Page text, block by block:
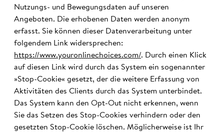
Nutzungs- und Bewegungsdaten auf unseren
Angeboten. Die erhobenen Daten werden anonym
erfasst. Sie können dieser Datenverarbeitung unter
folgendem Link widersprechen:
https://www.youronlinechoices.com/. Durch einen Klick
auf diesen Link wird durch das System ein sogenannter
»Stop-Cookie« gesetzt, der die weitere Erfassung von
Aktivitäten des Clients durch das System unterbindet.
Das System kann den Opt-Out nicht erkennen, wenn
Sie das Setzen des Stop-Cookies verhindern oder den
gesetzten Stop-Cookie löschen. Möglicherweise ist Ihr